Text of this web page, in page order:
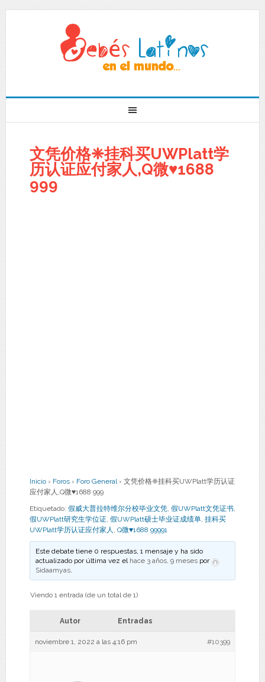
文凭价格❈挂科买UWPlatt学
历认证应付家人,Q微♥1688
999
Inicio › Foros › Foro General › 文凭价格❈挂科买UWPlatt学历认证
应付家人,Q微♥1688 999
Etiquetado: 假威大普拉特维尔分校毕业文凭, 假UWPlatt文凭证书,
假UWPlatt研究生学位证, 假UWPlatt硕士毕业证成绩单, 挂科买
UWPlatt学历认证应付家人 , Q微♥1688 99991
Este debate tiene 0 respuestas, 1 mensaje y ha sido
actualizado por última vez el hace 3 años, 9 meses por
Sidaamyas.
Viendo 1 entrada (de un total de 1)
Autor Entradas
noviembre 1, 2022 a las 4:16 pm #10399